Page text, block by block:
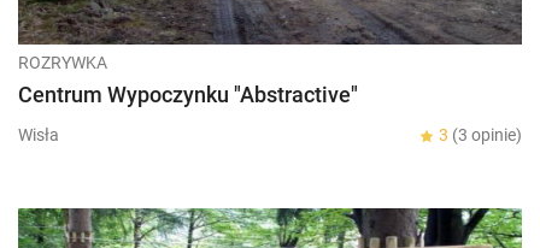
ROZRYWKA
Centrum Wypoczynku "Abstractive"
Wisła 3 (3 opinie)